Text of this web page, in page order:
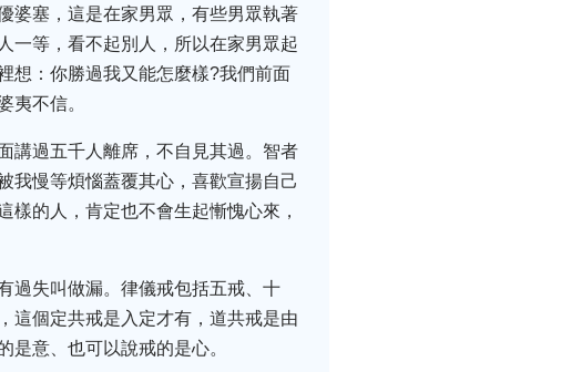
婆塞，這是在家男眾，有些男眾執著
一等，看不起別人，所以在家男眾起
想：你勝過我又能怎麼樣?我們前面
夷不信。
講過五千人離席，不自見其過。智者
我慢等煩惱蓋覆其心，喜歡宣揚自己
的人，肯定也不會生起慚愧心來，
過失叫做漏。律儀戒包括五戒、十
這個定共戒是入定才有，道共戒是由
意、也可以說戒的是心。